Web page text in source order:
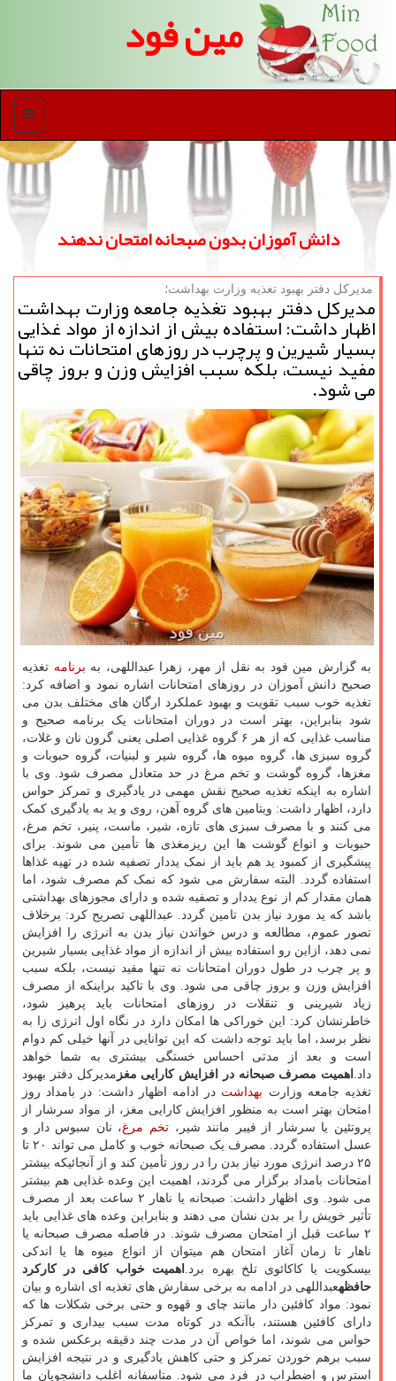
مین فود
منو
دانش آموزان بدون صبحانه امتحان ندهند
مدیركل دفتر بهبود تغذیه وزارت بهداشت؛
مدیرکل دفتر بهبود تغذیه جامعه وزارت بهداشت
اظهار داشت: استفاده بیش از اندازه از مواد غذایی
بسیار شیرین و پرچرب در روزهای امتحانات نه تنها
مفید نیست، بلکه سبب افزایش وزن و بروز چاقی
می شود.
به گزارش مین فود به نقل از مهر، زهرا عبداللهی، به برنامه تغذیه
صحیح دانش آموزان در روزهای امتحانات اشاره نمود و اضافه کرد:
تغذیه خوب سبب تقویت و بهبود عملکرد ارگان های مختلف بدن می
شود بنابراین، بهتر است در دوران امتحانات یک برنامه صحیح و
مناسب غذایی که از هر ۶ گروه غذایی اصلی یعنی گرون نان و غلات،
گروه سبزی ها، گروه میوه ها، گروه شیر و لبنیات، گروه حبوبات و
مغزها، گروه گوشت و تخم مرغ در حد متعادل مصرف شود. وی با
اشاره به اینکه تغذیه صحیح نقش مهمی در یادگیری و تمرکز حواس
دارد، اظهار داشت: ویتامین های گروه آهن، روی و ید به یادگیری کمک
می کنند و با مصرف سبزی های تازه، شیر، ماست، پنیر، تخم مرغ،
حبوبات و انواع گوشت ها این ریزمغذی ها تأمین می شوند. برای
پیشگیری از کمبود ید هم باید از نمک یددار تصفیه شده در تهیه غذاها
استفاده گردد. البته سفارش می شود که نمک کم مصرف شود، اما
همان مقدار کم از نوع یددار و تصفیه شده و دارای مجوزهای بهداشتی
باشد که ید مورد نیاز بدن تامین گردد. عبداللهی تصریح کرد: برخلاف
تصور عموم، مطالعه و درس خواندن نیاز بدن به انرژی را افزایش
نمی دهد، ازاین رو استفاده بیش از اندازه از مواد غذایی بسیار شیرین
و پر چرب در طول دوران امتحانات نه تنها مفید نیست، بلکه سبب
افزایش وزن و بروز چاقی می شود. وی با تاکید براینکه از مصرف
زیاد شیرینی و تنقلات در روزهای امتحانات باید پرهیز شود،
خاطرنشان کرد: این خوراکی ها امکان دارد در نگاه اول انرژی زا به
نظر برسد، اما باید توجه داشت که این توانایی در آنها خیلی کم دوام
است و بعد از مدتی احساس خستگی بیشتری به شما خواهد
داد. اهمیت مصرف صبحانه در افزایش کارایی مغز مدیرکل دفتر بهبود
تغذیه جامعه وزارت بهداشت در ادامه اظهار داشت: در بامداد روز
امتحان بهتر است به منظور افزایش کارایی مغز، از مواد سرشار از
پروتئین یا سرشار از فیبر مانند شیر،تخم مرغ، نان سبوس دار و
عسل استفاده گردد. مصرف یک صبحانه خوب و کامل می تواند ۲۰ تا
۲۵ درصد انرژی مورد نیاز بدن را در روز تأمین کند و از آنجائیکه بیشتر
امتحانات بامداد برگزار می گردند، اهمیت این وعده غذایی هم بیشتر
می شود. وی اظهار داشت: صبحانه یا ناهار ۲ ساعت بعد از مصرف
تأثیر خویش را بر بدن نشان می دهند و بنابراین وعده های غذایی باید
۲ ساعت قبل از امتحان مصرف شوند. در فاصله مصرف صبحانه یا
ناهار تا زمان آغاز امتحان هم میتوان از انواع میوه ها یا اندکی
بیسکویت یا کاکائوی تلخ بهره برد. اهمیت خواب کافی در کارکرد
حافظهعبداللهی در ادامه به برخی سفارش های تغذیه ای اشاره و بیان
نمود: مواد کافئین دار مانند چای و قهوه و حتی برخی شکلات ها که
دارای کافئین هستند، باآنکه در کوتاه مدت سبب بیداری و تمرکز
حواس می شوند، اما خواص آن در مدت چند دقیقه برعکس شده و
سبب برهم خوردن تمرکز و حتی کاهش یادگیری و در نتیجه افزایش
استرس و اضطراب در فرد می شود. متاسفانه اغلب دانشجویان ما